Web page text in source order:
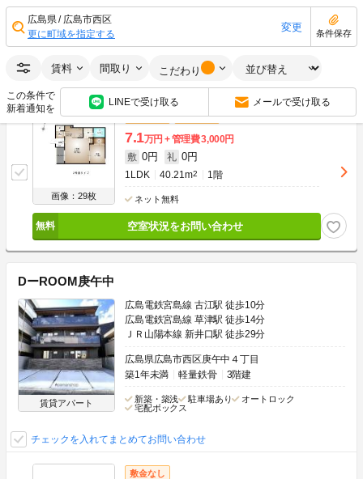
広島県 広島市西区
更に町域を指定する
変更
条件保存
賃料 間取り こだわり
この条件で
新着通知を
LINEで受け取る メールで受け取る
画像：30枚
空室状況をお問い合わせ
画像：29枚
敷金なし 礼金なし
7.1万円 管理費3,000円
敷 0円 礼 0円
1LDK 40.21m2 1階
ネット無料
空室状況をお問い合わせ
DーROOM庚午中
賃貸アパート
広島電鉄宮島線 古江駅 徒歩10分
広島電鉄宮島線 草津駅 徒歩14分
ＪＲ山陽本線 新井口駅 徒歩29分
広島県広島市西区庚午中４丁目
築1年未満
軽量鉄骨 3階建
新築・築浅 駐車場あり
オートロック
宅配ボックス
チェックを入れてまとめてお問い合わせ
敷金なし